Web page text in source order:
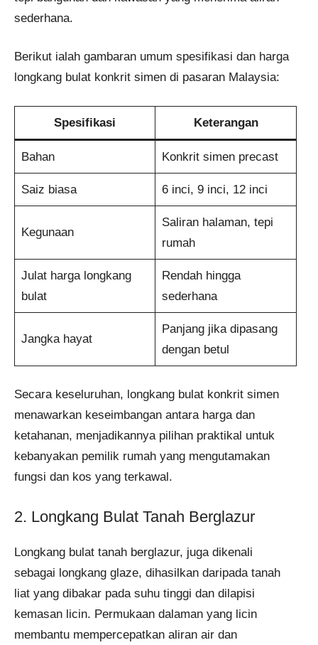
sederhana.
Berikut ialah gambaran umum spesifikasi dan harga
longkang bulat konkrit simen di pasaran Malaysia:
Spesifikasi Keterangan
Bahan Konkrit simen precast
Saiz biasa 6 inci, 9 inci, 12 inci
Kegunaan
Saliran halaman, tepi
rumah
Julat harga longkang
bulat
Rendah hingga
sederhana
Jangka hayat
Panjang jika dipasang
dengan betul
Secara keseluruhan, longkang bulat konkrit simen
menawarkan keseimbangan antara harga dan
ketahanan, menjadikannya pilihan praktikal untuk
kebanyakan pemilik rumah yang mengutamakan
fungsi dan kos yang terkawal.
2. Longkang Bulat Tanah Berglazur
Longkang bulat tanah berglazur, juga dikenali
sebagai longkang glaze, dihasilkan daripada tanah
liat yang dibakar pada suhu tinggi dan dilapisi
kemasan licin. Permukaan dalaman yang licin
membantu mempercepatkan aliran air dan